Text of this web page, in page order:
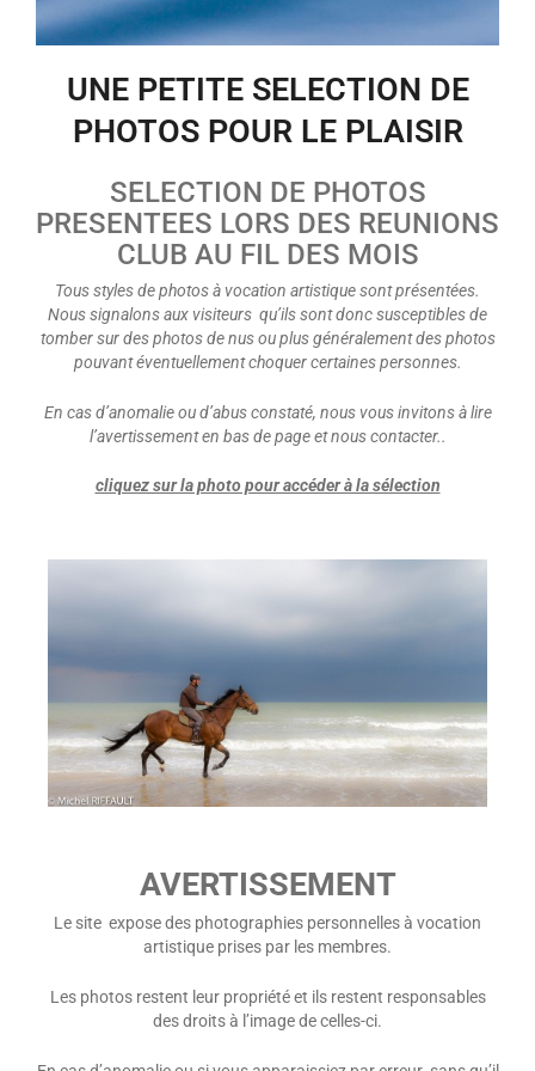
UNE PETITE SELECTION DE
PHOTOS POUR LE PLAISIR
SELECTION DE PHOTOS
PRESENTEES LORS DES REUNIONS
CLUB AU FIL DES MOIS
Tous styles de photos à vocation artistique sont présentées.
Nous signalons aux visiteurs qu’ils sont donc susceptibles de
tomber sur des photos de nus ou plus généralement des photos
pouvant éventuellement choquer certaines personnes.
En cas d’anomalie ou d’abus constaté, nous vous invitons à lire
l’avertissement en bas de page et nous contacter..
cliquez sur la photo pour accéder à la sélection
AVERTISSEMENT
Le site expose des photographies personnelles à vocation
artistique prises par les membres.
Les photos restent leur propriété et ils restent responsables
des droits à l’image de celles-ci.